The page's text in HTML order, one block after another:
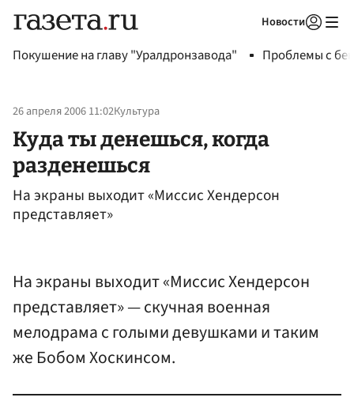
Новости
Покушение на главу "Уралдронзавода" Проблемы с
26 апреля 2006 11:02Культура
Куда ты денешься, когда
разденешься
На экраны выходит «Миссис Хендерсон
представляет»
На экраны выходит «Миссис Хендерсон
представляет» — скучная военная
мелодрама с голыми девушками и таким
же Бобом Хоскинсом.